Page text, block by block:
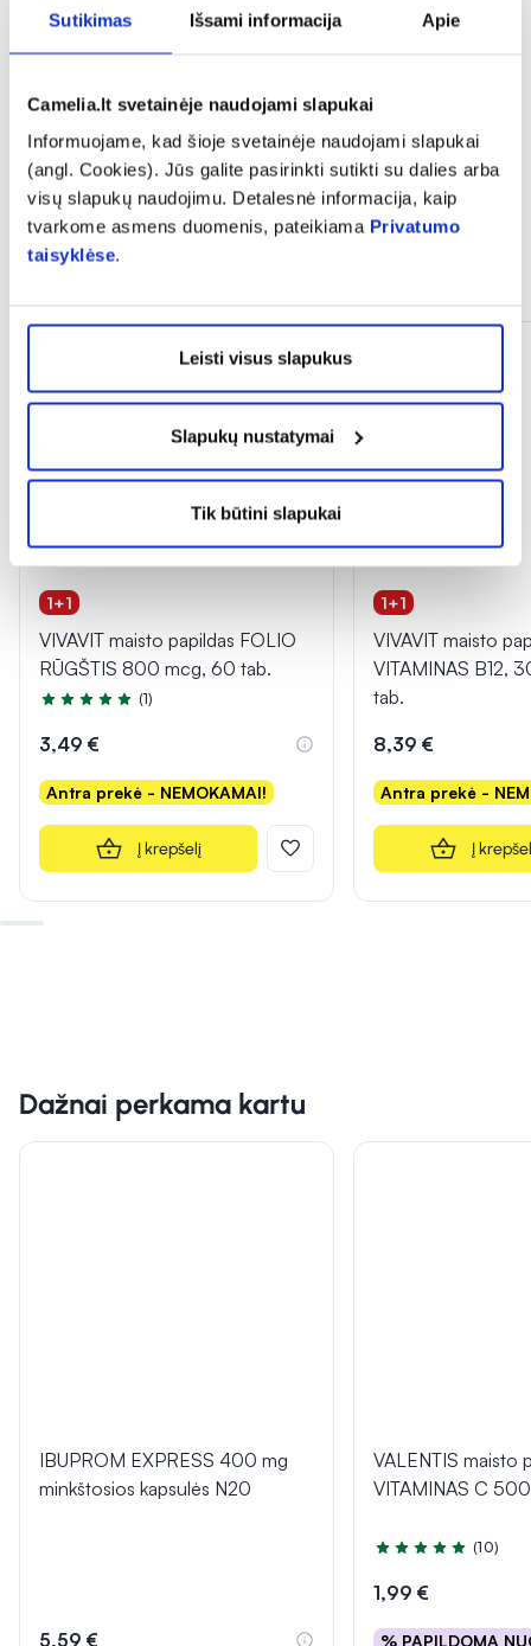
Sutikimas Išsami informacija Apie
Camelia.lt svetainėje naudojami slapukai
Informuojame, kad šioje svetainėje naudojami slapukai
(angl. Cookies). Jūs galite pasirinkti sutikti su dalies arba
visų slapukų naudojimu. Detalesnė informacija, kaip
tvarkome asmens duomenis, pateikiama Privatumo
taisyklėse.
Leisti visus slapukus
Slapukų nustatymai
Tik būtini slapukai
Vartojimas
Atsiliepimai
1+1
VIVAVIT maisto papildas FOLIO
RŪGŠTIS 800 mcg, 60 tab.
Įvertinimas 5.0 iš 5
(1)
3,49 €
Antra prekė - NEMOKAMAI!
Į krepšelį
1+1
VIVAVIT maisto
VITAMINAS B12,
tab.
8,39 €
Antra prekė -
Į
Dažnai perkama kartu
IBUPROM EXPRESS 400 mg
minkštosios kapsulės N20
5,59 €
VALENTIS maisto
VITAMINAS C
Įvertinimas 5.0 iš 5
(10)
1,99 €
% PAPILDOMA